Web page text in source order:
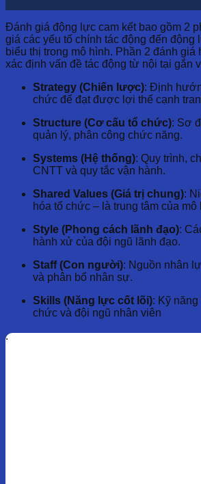
Đánh giá động lực cam kết bao gồm 2
giá các yếu tố chính tác động đến
biểu thị trong mô hình. Phần 2 đánh giá
xác định vấn đề tác động từ nội tại gắn
Strategy (Chiến lược): Định
chức để đạt được lợi thế cạnh
Structure (Cơ cấu tổ chức): Sơ
quản lý, phân công chức năng.
Systems (Hệ thống): Quy trình,
CNTT và quy tắc vận hành.
Shared Values (Giá trị chung):
hóa tổ chức – là trung tâm của mô
Style (Phong cách lãnh đạo):
hành xử của đội ngũ lãnh đạo.
Staff (Con người): Nguồn nhân
và phân bổ nhân sự.
Skills (Năng lực cốt lõi): Kỹ
chức và đội ngũ nhân viên
.